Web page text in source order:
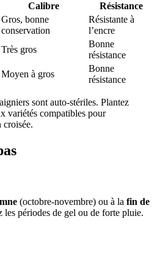
Calibre
Résistance
Gros, bonne
conservation
Résistante à
l’encre
Très gros
Bonne
résistance
Moyen à gros
Bonne
résistance
sont auto-stériles. Plantez
variétés compatibles pour
croisée.
(octobre-novembre) ou à la fin de
périodes de gel ou de forte pluie.